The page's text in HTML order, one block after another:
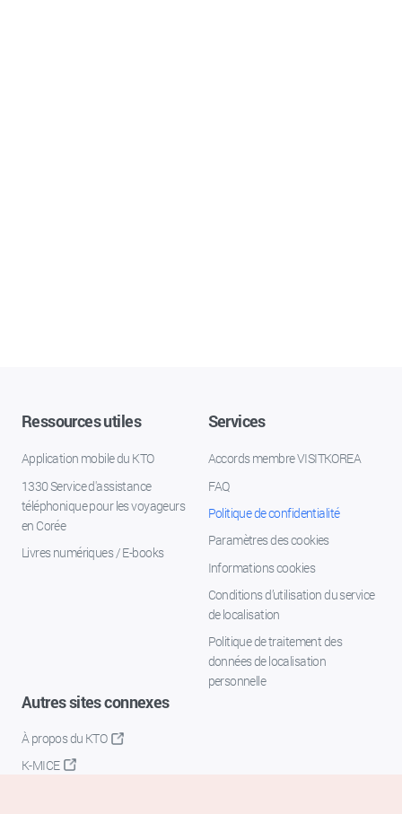
Ressources utiles
Application mobile du KTO
1330 Service d'assistance
téléphonique pour les voyageurs
en Corée
Livres numériques / E-books
Services
Accords membre VISITKOREA
FAQ
Politique de confidentialité
Paramètres des cookies
Informations cookies
Conditions d’utilisation du service
de localisation
Politique de traitement des
données de localisation
personnelle
Autres sites connexes
À propos du KTO
K-MICE